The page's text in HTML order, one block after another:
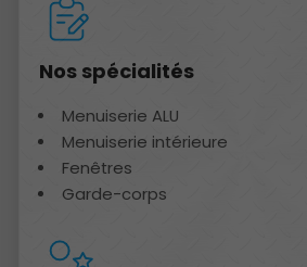
Nos spécialités
Menuiserie ALU
Menuiserie intérieure
Fenêtres
Garde-corps